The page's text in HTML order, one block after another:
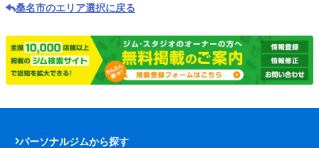
桑名市のエリア選択に戻る
パーソナルジムから探す